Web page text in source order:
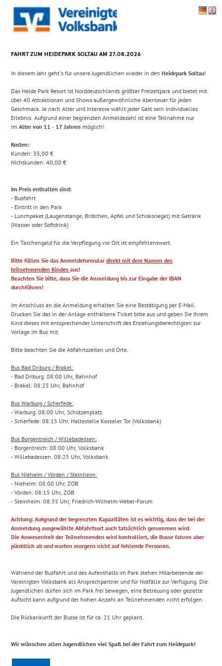
FAHRT ZUM HEIDEPARK SOLTAU AM 27.08.2026
In diesem Jahr geht´s für unsere Jugendlichen wieder in den Heidepark Soltau!
Das Heide Park Resort ist Norddeutschlands größter Freizeitpark und bietet mit
über 40 Attraktionen und Shows außergewöhnliche Abenteuer für jeden
Geschmack. Je nach Alter und Interesse wählt jeder Gast sein individuelles
Erlebnis. Aufgrund einer begrenzten Anmeldezahl ist eine Teilnahme nur
im Alter von 11 - 17 Jahren möglich!
Kosten:
Kunden: 35,00 €
Nichtkunden: 40,00 €
Im Preis enthalten sind:
- Busfahrt
- Eintritt in den Park
- Lunchpaket (Laugenstange, Brötchen, Apfel und Schokoriegel) mit Getränk
(Wasser oder Softdrink)
Ein Taschengeld für die Verpflegung vor Ort ist empfehlenswert.
Bitte füllen Sie das Anmeldeformular direkt mit dem Namen des
teilnehmenden Kindes aus!
Beachten Sie bitte, dass Sie die Anmeldung bis zur Eingabe der IBAN
durchführen!
Im Anschluss an die Anmeldung erhalten Sie eine Bestätigung per E-Mail.
Drucken Sie das in der Anlage enthaltene Ticket bitte aus und geben Sie Ihrem
Kind dieses mit entsprechender Unterschrift des Erziehungsberechtigten zur
Vorlage im Bus mit.
Bitte beachten Sie die Abfahrtszeiten und Orte.
Bus Bad Driburg / Brakel:
- Bad Driburg: 08:00 Uhr, Bahnhof
- Brakel: 08:25 Uhr, Bahnhof
Bus Warburg / Scherfede:
- Warburg: 08:00 Uhr, Schützenplatz
- Scherfede: 08:15 Uhr, Haltestelle Kasseler Tor (Volksbank)
Bus Borgentreich / Willebadessen:
- Borgentreich: 08:00 Uhr, Volksbank
- Willebadessen: 08:25 Uhr, Volksbank
Bus Nieheim / Vörden / Steinheim:
- Nieheim: 08:00 Uhr, ZOB
- Vörden: 08:15 Uhr, ZOB
- Steinheim: 08:35 Uhr, Friedrich-Wilhelm-Weber-Forum
Achtung: Aufgrund der begrenzten Kapazitäten ist es wichtig, dass der bei der
Anmeldung ausgewählte Abfahrtsort auch tatsächlich genommen wird.
Die Anwesenheit der Teilnehmenden wird kontrolliert, die Busse fahren aber
pünktlich ab und warten morgens nicht auf fehlende Personen.
Während der Busfahrt und des Aufenthalts im Park stehen Mitarbeitende der
Vereinigten Volksbank als Ansprechpartner und für Notfälle zur Verfügung. Die
Jugendlichen dürfen sich im Park frei bewegen, eine Betreuung oder gezielte
Aufsicht kann aufgrund der hohen Anzahl an Teilnehmenden nicht erfolgen.
Die Rückankunft der Busse ist für ca. 21 Uhr geplant.
Wir wünschen allen Jugendlichen viel Spaß bei der Fahrt zum Heidepark!